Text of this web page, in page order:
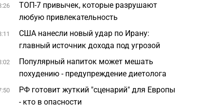
ТОП-7 привычек, которые разрушают
любую привлекательность
США нанесли новый удар по Ирану:
главный источник дохода под угрозой
Популярный напиток может мешать
похудению - предупреждение диетолога
РФ готовит жуткий "сценарий" для Европы
- кто в опасности